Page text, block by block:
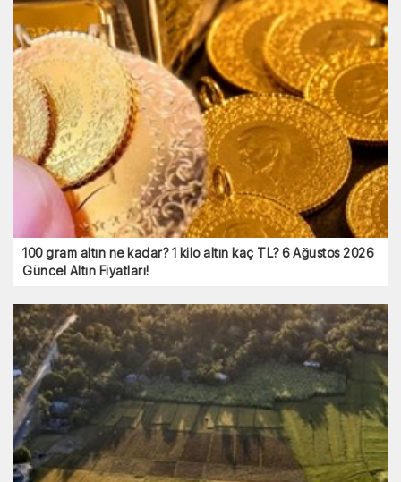
100 gram altın ne kadar? 1 kilo altın kaç TL? 6 Ağustos 2026
Güncel Altın Fiyatları!